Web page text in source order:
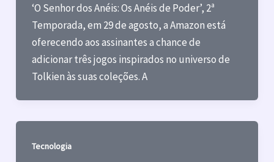
‘O Senhor dos Anéis: Os Anéis de Poder’, 2ª
Temporada, em 29 de agosto, a Amazon está
oferecendo aos assinantes a chance de
adicionar três jogos inspirados no universo de
Tolkien às suas coleções. A
Tecnologia